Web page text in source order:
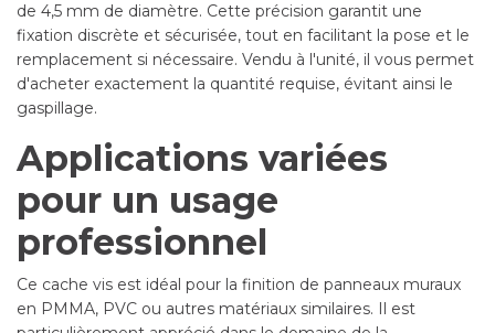
de 4,5 mm de diamètre. Cette précision garantit une
fixation discrète et sécurisée, tout en facilitant la pose et le
remplacement si nécessaire. Vendu à l'unité, il vous permet
d'acheter exactement la quantité requise, évitant ainsi le
gaspillage.
Applications variées
pour un usage
professionnel
Ce cache vis est idéal pour la finition de panneaux muraux
en PMMA, PVC ou autres matériaux similaires. Il est